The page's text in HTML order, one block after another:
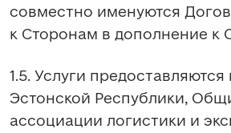
совместно именуются
к Сторонам в дополнение
1.5. Услуги
Эстонской Республики,
ассоциации логистики и